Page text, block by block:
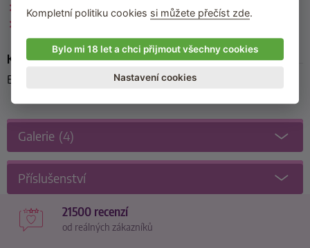
Tekutá mýdla
Kód produktu
BMHWJO
Galerie (4)
Příslušenství
21500 recenzí
od reálných zákazníků
Kompletní politiku cookies si můžete přečíst zde.
Bylo mi 18 let a chci přijmout všechny cookies
Nastavení cookies